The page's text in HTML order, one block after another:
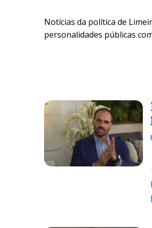
Notícias da política de
personalidades públicas